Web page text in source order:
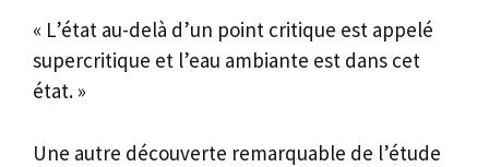
« L’état au-delà d’un point critique est appelé
supercritique et l’eau ambiante est dans cet
état. »
Une autre découverte remarquable de l’étude